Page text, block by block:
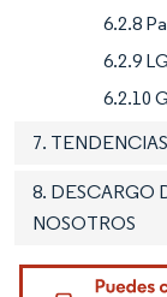
6.2.8
6.2.9
6.2.10
7.
8. DESCARGO
NOSOTROS